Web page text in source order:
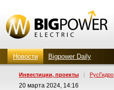
Новости Bigpower Daily
Инвестиции, проекты | РусГидро
20 марта 2024, 14:16